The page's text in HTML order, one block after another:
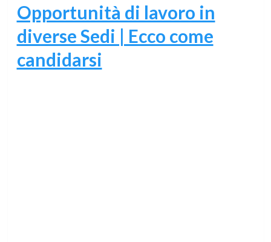
Opportunità di lavoro in
diverse Sedi | Ecco come
candidarsi